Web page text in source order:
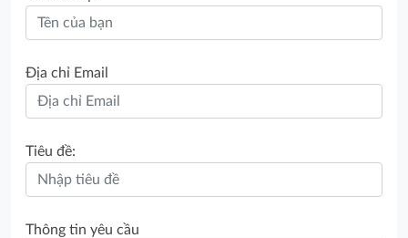
Địa chỉ Email
Tiêu đề:
Thông tin yêu cầu